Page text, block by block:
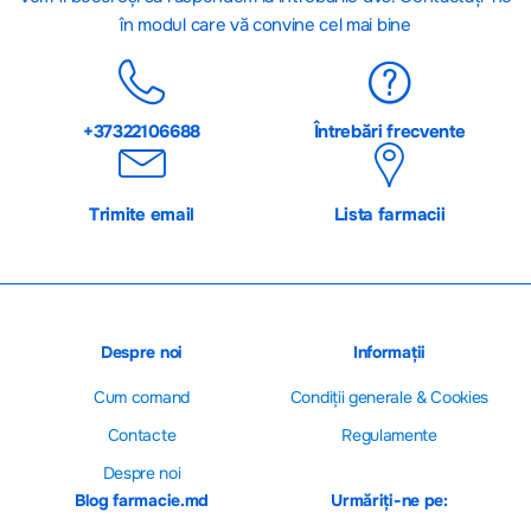
în modul care vă convine cel mai bine
+37322106688 Întrebări frecvente
Trimite email Lista farmacii
Despre noi
Cum comand
Contacte
Despre noi
Informații
Сondiții generale & Cookies
Regulamente
Blog farmacie.md Urmăriți-ne pe: